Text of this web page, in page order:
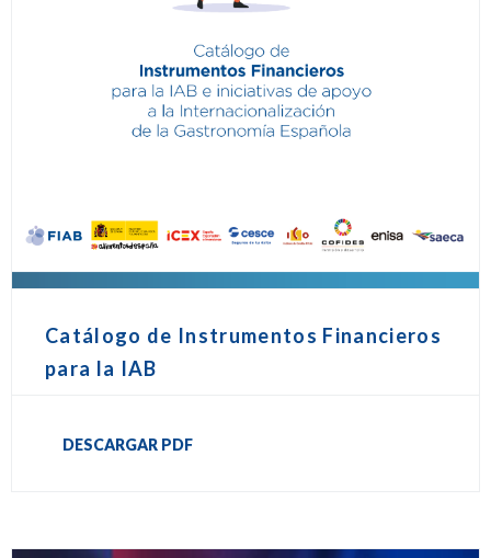
Catálogo de Instrumentos Financieros
para la IAB
DESCARGAR PDF